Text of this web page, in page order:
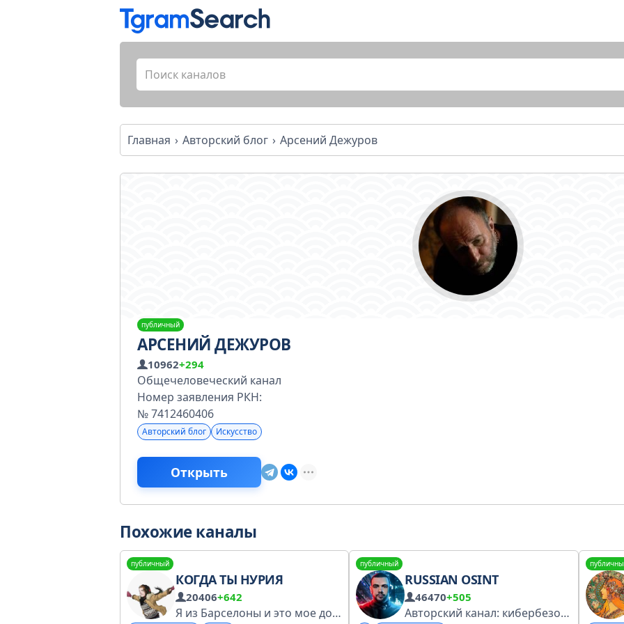
Главная Авторский блог Арсений Дежуров
публичный
АРСЕНИЙ ДЕЖУРОВ
10962+294
Общечеловеческий канал
Номер заявления РКН:
№ 7412460406
Авторский блог Искусство
Открыть
Похожие каналы
публичный
КОГДА ТЫ НУРИЯ
20406+642
Я из Барселоны и это мое домашнее задание по-русскому языку. Instagram - YouTube - TikTok : @howtonuria По вопросам сотрудничества вы можете написать adv.nuria@gmail.com
публичный
RUSSIAN OSINT
46470+505
Авторский канал: кибербезопасность, искусственный интеллект и IT.